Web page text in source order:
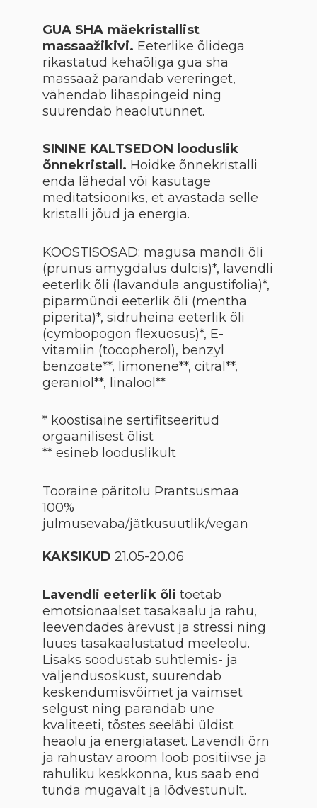
GUA SHA mäekristallist
massaažikivi. Eeterlike õlidega
rikastatud kehaõliga gua sha
massaaž parandab vereringet,
vähendab lihaspingeid ning
suurendab heaolutunnet.
SININE KALTSEDON looduslik
õnnekristall. Hoidke õnnekristalli
enda lähedal või kasutage
meditatsiooniks, et avastada selle
kristalli jõud ja energia.
KOOSTISOSAD: magusa mandli õli
(prunus amygdalus dulcis)*, lavendli
eeterlik õli (lavandula angustifolia)*,
piparmündi eeterlik õli (mentha
piperita)*, sidruheina eeterlik õli
(cymbopogon flexuosus)*, E-
vitamiin (tocopherol), benzyl
benzoate**, limonene**, citral**,
geraniol**, linalool**
* koostisaine sertifitseeritud
orgaanilisest õlist
** esineb looduslikult
Tooraine päritolu Prantsusmaa
100%
julmusevaba/jätkusuutlik/vegan
KAKSIKUD 21.05-20.06
Lavendli eeterlik õli toetab
emotsionaalset tasakaalu ja rahu,
leevendades ärevust ja stressi ning
luues tasakaalustatud meeleolu.
Lisaks soodustab suhtlemis- ja
väljendusoskust, suurendab
keskendumisvõimet ja vaimset
selgust ning parandab une
kvaliteeti, tõstes seeläbi üldist
heaolu ja energiataset. Lavendli õrn
ja rahustav aroom loob positiivse ja
rahuliku keskkonna, kus saab end
tunda mugavalt ja lõdvestunult.